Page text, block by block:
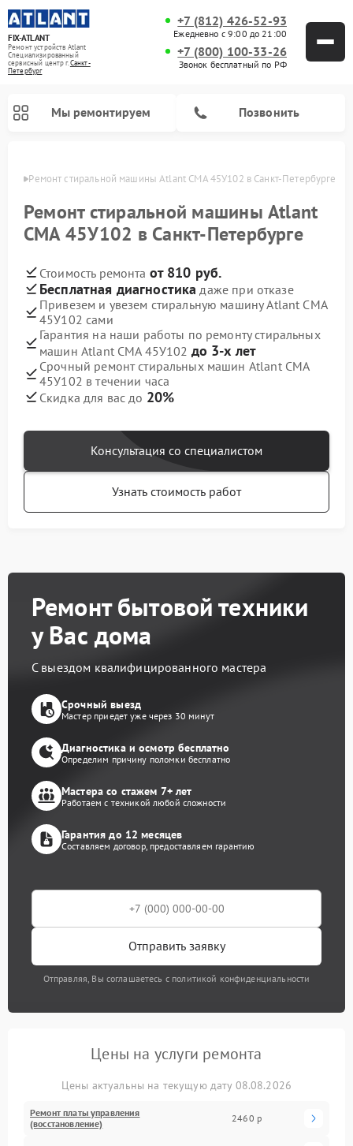
FIX-ATLANT
Ремонт устройств Atlant
Специализированный
cервисный центр г.Санкт-
Петербург
+7 (812) 426-52-93
Ежедневно с 9:00 до 21:00
+7 (800) 100-33-26
Звонок бесплатный по РФ
Мы ремонтируем Позвонить
Ремонт стиральной машины Atlant СМА 45У102 в Санкт-Петербурге
Ремонт стиральной машины Atlant
СМА 45У102 в Санкт-Петербурге
Стоимость ремонта от 810 руб.
Бесплатная диагностика даже при отказе
Привезем и увезем стиральную машину Atlant СМА
45У102 сами
Гарантия на наши работы по ремонту стиральных
машин Atlant СМА 45У102 до 3-х лет
Срочный ремонт стиральных машин Atlant СМА
45У102 в течении часа
Скидка для вас до 20%
Консультация со специалистом
Узнать стоимость работ
Ремонт бытовой техники
у Вас дома
С выездом квалифицированного мастера
Срочный выезд
Мастер приедет уже через 30 минут
Диагностика и осмотр бесплатно
Определим причину поломки бесплатно
Мастера со стажем 7+ лет
Работаем с техникой любой сложности
Гарантия до 12 месяцев
Составляем договор, предоставляем гарантию
Отправить заявку
Отправляя, Вы соглашаетесь с политикой конфиденциальности
Цены на услуги ремонта
Цены актуальны на текущую дату 08.08.2026
Ремонт платы управления
(восстановление)
2460 р